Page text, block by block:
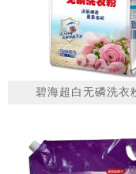
碧海超白无磷洗衣